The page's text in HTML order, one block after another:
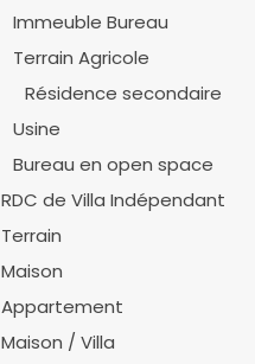
Immeuble Bureau
Terrain Agricole
Résidence secondaire
Usine
Bureau en open space
RDC de Villa Indépendant
Terrain
Maison
Appartement
Maison / Villa